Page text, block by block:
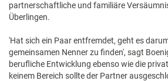
partnerschaftliche und familiäre
Überlingen.
'Hat sich ein Paar entfremdet, geht es
gemeinsamen Nenner zu finden', sagt
berufliche Entwicklung ebenso wie die
keinem Bereich sollte der Partner